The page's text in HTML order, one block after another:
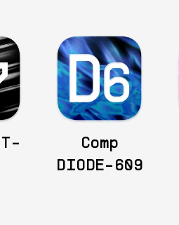
Comp
DIODE-609